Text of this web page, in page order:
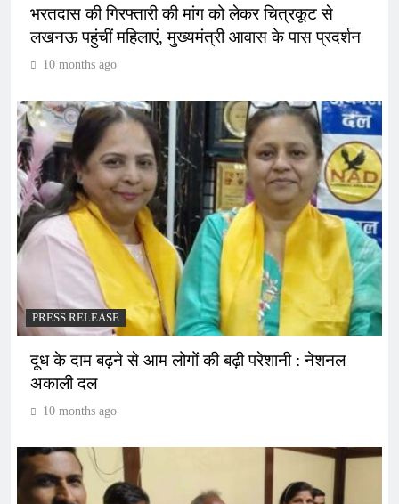
भरतदास की गिरफ्तारी की मांग को लेकर चित्रकूट से
लखनऊ पहुंचीं महिलाएं, मुख्यमंत्री आवास के पास प्रदर्शन
10 months ago
PRESS RELEASE
दूध के दाम बढ़ने से आम लोगों की बढ़ी परेशानी : नेशनल
अकाली दल
10 months ago